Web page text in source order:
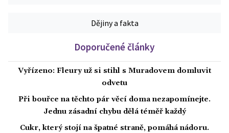
Dějiny a fakta
Doporučené články
Vyřízeno: Fleury už si stihl s Muradovem domluvit
odvetu
Při bouřce na těchto pár věcí doma nezapomínejte.
Jednu zásadní chybu dělá téměř každý
Cukr, který stojí na špatné straně, pomáhá nádoru.